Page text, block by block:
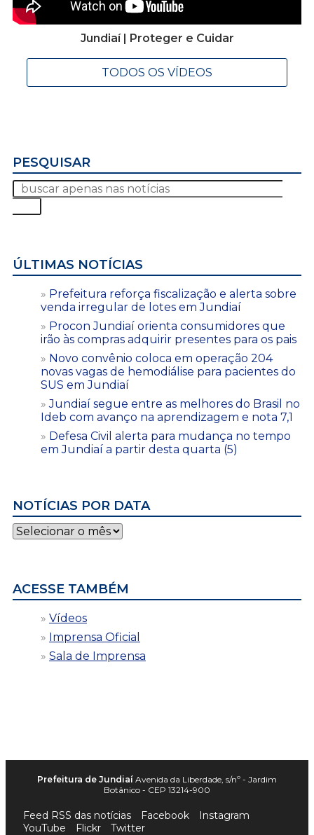
Jundiaí | Proteger e Cuidar
TODOS OS VÍDEOS
PESQUISAR
ÚLTIMAS NOTÍCIAS
Prefeitura reforça fiscalização e alerta sobre
venda irregular de lotes em Jundiaí
Procon Jundiaí orienta consumidores que
irão às compras adquirir presentes para os pais
Novo convênio coloca em operação 204
novas vagas de hemodiálise para pacientes do
SUS em Jundiaí
Jundiaí segue entre as melhores do Brasil no
Ideb com avanço na aprendizagem e nota 7,1
Defesa Civil alerta para mudança no tempo
em Jundiaí a partir desta quarta (5)
NOTÍCIAS POR DATA
Notícias
por
ACESSE TAMBÉM
Vídeos
Imprensa Oficial
Sala de Imprensa
Prefeitura de Jundiaí Avenida da Liberdade, s/nº - Jardim
Botânico - CEP 13214-900
Feed RSS das notícias Facebook
Instagram
YouTube
Flickr Twitter